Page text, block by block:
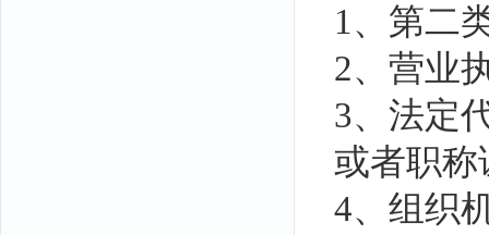
1、第二
2、营业
3、法定
或者职称
4、组织